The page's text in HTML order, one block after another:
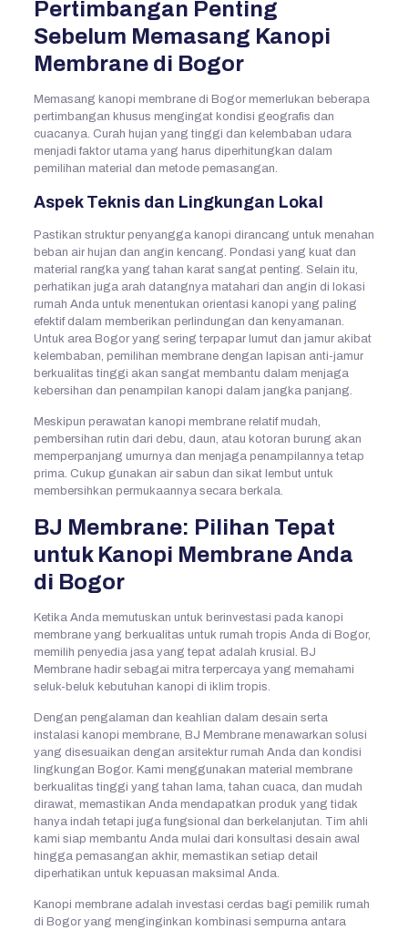
Pertimbangan Penting
Sebelum Memasang Kanopi
Membrane di Bogor
Memasang kanopi membrane di Bogor memerlukan beberapa
pertimbangan khusus mengingat kondisi geografis dan
cuacanya. Curah hujan yang tinggi dan kelembaban udara
menjadi faktor utama yang harus diperhitungkan dalam
pemilihan material dan metode pemasangan.
Aspek Teknis dan Lingkungan Lokal
Pastikan struktur penyangga kanopi dirancang untuk menahan
beban air hujan dan angin kencang. Pondasi yang kuat dan
material rangka yang tahan karat sangat penting. Selain itu,
perhatikan juga arah datangnya matahari dan angin di lokasi
rumah Anda untuk menentukan orientasi kanopi yang paling
efektif dalam memberikan perlindungan dan kenyamanan.
Untuk area Bogor yang sering terpapar lumut dan jamur akibat
kelembaban, pemilihan membrane dengan lapisan anti-jamur
berkualitas tinggi akan sangat membantu dalam menjaga
kebersihan dan penampilan kanopi dalam jangka panjang.
Meskipun perawatan kanopi membrane relatif mudah,
pembersihan rutin dari debu, daun, atau kotoran burung akan
memperpanjang umurnya dan menjaga penampilannya tetap
prima. Cukup gunakan air sabun dan sikat lembut untuk
membersihkan permukaannya secara berkala.
BJ Membrane: Pilihan Tepat
untuk Kanopi Membrane Anda
di Bogor
Ketika Anda memutuskan untuk berinvestasi pada kanopi
membrane yang berkualitas untuk rumah tropis Anda di Bogor,
memilih penyedia jasa yang tepat adalah krusial. BJ
Membrane hadir sebagai mitra terpercaya yang memahami
seluk-beluk kebutuhan kanopi di iklim tropis.
Dengan pengalaman dan keahlian dalam desain serta
instalasi kanopi membrane, BJ Membrane menawarkan solusi
yang disesuaikan dengan arsitektur rumah Anda dan kondisi
lingkungan Bogor. Kami menggunakan material membrane
berkualitas tinggi yang tahan lama, tahan cuaca, dan mudah
dirawat, memastikan Anda mendapatkan produk yang tidak
hanya indah tetapi juga fungsional dan berkelanjutan. Tim ahli
kami siap membantu Anda mulai dari konsultasi desain awal
hingga pemasangan akhir, memastikan setiap detail
diperhatikan untuk kepuasan maksimal Anda.
Kanopi membrane adalah investasi cerdas bagi pemilik rumah
di Bogor yang menginginkan kombinasi sempurna antara